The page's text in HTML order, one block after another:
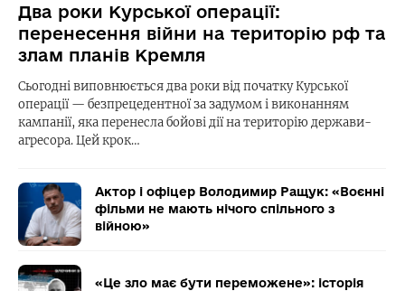
Два роки Курської операції:
перенесення війни на територію рф та
злам планів Кремля
Сьогодні виповнюється два роки від початку Курської
операції — безпрецедентної за задумом і виконанням
кампанії, яка перенесла бойові дії на територію держави-
агресора. Цей крок…
Актор і офіцер Володимир Ращук: «Воєнні
фільми не мають нічого спільного з
війною»
«Це зло має бути переможене»: історія